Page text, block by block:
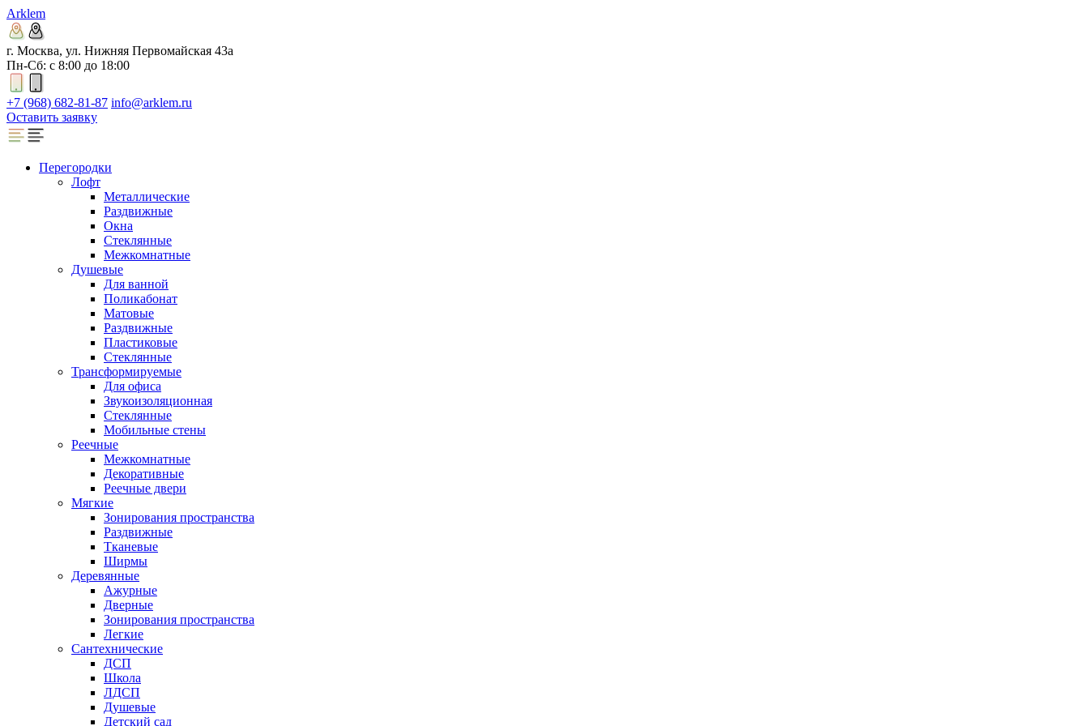
Arklem
г. Москва, ул. Нижняя Первомайская 43а
Пн-Сб: с 8:00 до 18:00
+7 (968) 682-81-87 info@arklem.ru
Оставить заявку
Перегородки
Лофт
Металлические
Раздвижные
Окна
Стеклянные
Межкомнатные
Душевые
Для ванной
Поликабонат
Матовые
Раздвижные
Пластиковые
Стеклянные
Трансформируемые
Для офиса
Звукоизоляционная
Стеклянные
Мобильные стены
Реечные
Межкомнатные
Декоративные
Реечные двери
Мягкие
Зонирования пространства
Раздвижные
Тканевые
Ширмы
Деревянные
Ажурные
Дверные
Зонирования пространства
Легкие
Сантехнические
ДСП
Школа
ЛДСП
Душевые
Детский сад